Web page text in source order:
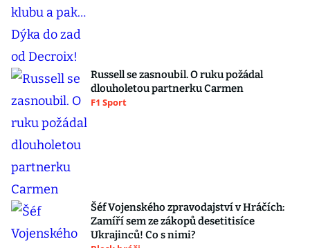
Russell se zasnoubil. O ruku požádal
dlouholetou partnerku Carmen
F1 Sport
Šéf Vojenského zpravodajství v Hráčích:
Zamíří sem ze zákopů desetitisíce
Ukrajinců! Co s nimi?